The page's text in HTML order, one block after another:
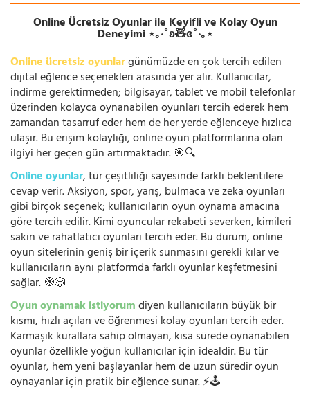
Online Ücretsiz Oyunlar ile Keyifli ve Kolay Oyun
Deneyimi ⋆｡‧˚ʚ🧸ɞ˚‧｡⋆
Online ücretsiz oyunlargünümüzde en çok tercih edilen
dijital eğlence seçenekleri arasında yer alır. Kullanıcılar,
indirme gerektirmeden; bilgisayar, tablet ve mobil telefonlar
üzerinden kolayca oynanabilen oyunları tercih ederek hem
zamandan tasarruf eder hem de her yerde eğlenceye hızlıca
ulaşır. Bu erişim kolaylığı, online oyun platformlarına olan
ilgiyi her geçen gün artırmaktadır. 🎯🔍
Online oyunlar, tür çeşitliliği sayesinde farklı beklentilere
cevap verir. Aksiyon, spor, yarış, bulmaca ve zeka oyunları
gibi birçok seçenek; kullanıcıların oyun oynama amacına
göre tercih edilir. Kimi oyuncular rekabeti severken, kimileri
sakin ve rahatlatıcı oyunları tercih eder. Bu durum, online
oyun sitelerinin geniş bir içerik sunmasını gerekli kılar ve
kullanıcıların aynı platformda farklı oyunlar keşfetmesini
sağlar. 🧭🎲
Oyun oynamak istiyorumdiyen kullanıcıların büyük bir
kısmı, hızlı açılan ve öğrenmesi kolay oyunları tercih eder.
Karmaşık kurallara sahip olmayan, kısa sürede oynanabilen
oyunlar özellikle yoğun kullanıcılar için idealdir. Bu tür
oyunlar, hem yeni başlayanlar hem de uzun süredir oyun
oynayanlar için pratik bir eğlence sunar. ⚡🕹️